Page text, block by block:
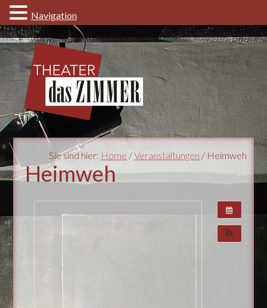
Sie sind hier: Home /Veranstaltungen / Heimweh
Heimweh
Navigation